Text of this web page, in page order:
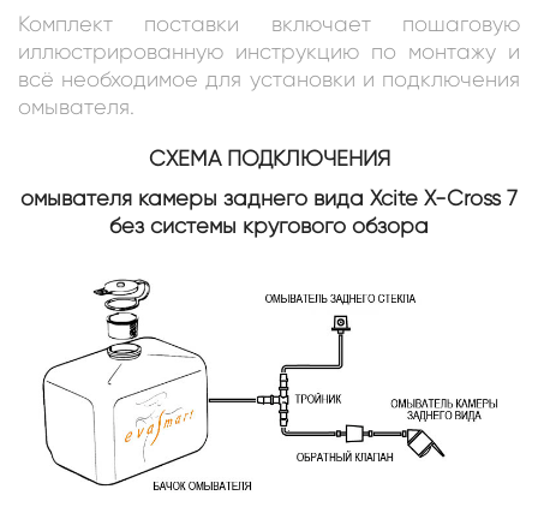
Комплект поставки включает пошаговую
иллюстрированную инструкцию по монтажу и
всё необходимое для установки и подключения
омывателя.
СХЕМА ПОДКЛЮЧЕНИЯ
омывателя камеры заднего вида Xcite X-Cross 7
без системы кругового обзора